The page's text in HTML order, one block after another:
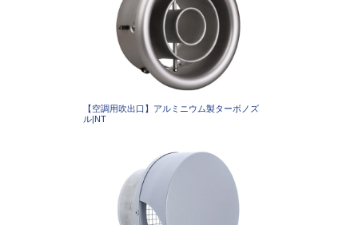
【空調用吹出口】アルミニウム製ターボノズ
ル|NT